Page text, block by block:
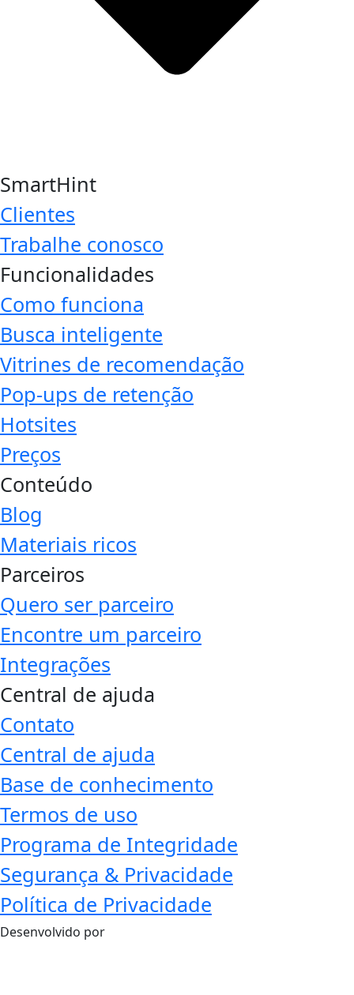
SmartHint
Clientes
Trabalhe conosco
Funcionalidades
Como funciona
Busca inteligente
Vitrines de recomendação
Pop-ups de retenção
Hotsites
Preços
Conteúdo
Blog
Materiais ricos
Parceiros
Quero ser parceiro
Encontre um parceiro
Integrações
Central de ajuda
Contato
Central de ajuda
Base de conhecimento
Termos de uso
Programa de Integridade
Segurança & Privacidade
Política de Privacidade
Desenvolvido por